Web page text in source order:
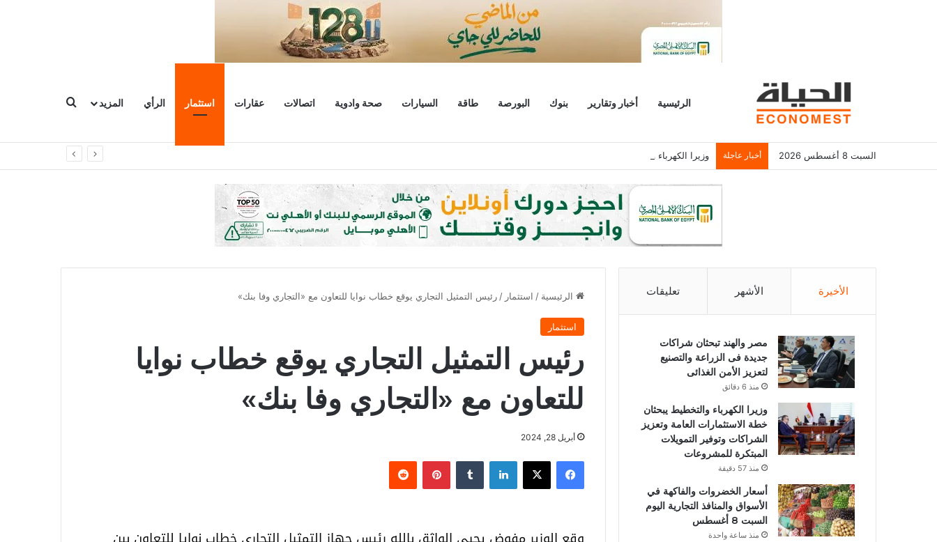
الرئيسية أخبار وتقارير بنوك البورصة طاقة السيارات صحة وادوية اتصالات عقارات استثمار الرأي المزيد
السبت 8 أغسطس 2026 أخبار عاجلة وزيرا الكهرباء والتخطيط يبحثان خطة الاستثمارات العامة وتعزيز الشراكات وتوفير التمويلات المبتكرة للمشروعات
الرئيسية / استثمار / رئيس التمثيل التجاري يوقع خطاب نوايا للتعاون مع «التجاري وفا بنك»
استثمار
رئيس التمثيل التجاري يوقع خطاب نوايا
للتعاون مع «التجاري وفا بنك»
أبريل 28, 2024
فيسبوك لينكدإن بينتيريست
الأخيرة الأشهر تعليقات
مصر والهند تبحثان شراكات
جديدة فى الزراعة والتصنيع
لتعزيز الأمن الغذائى
منذ 6 دقائق
وزيرا الكهرباء والتخطيط يبحثان
خطة الاستثمارات العامة وتعزيز
الشراكات وتوفير التمويلات
المبتكرة للمشروعات
منذ 57 دقيقة
أسعار الخضروات والفاكهة في
الأسواق والمنافذ التجارية اليوم
السبت 8 أغسطس
منذ ساعة واحدة